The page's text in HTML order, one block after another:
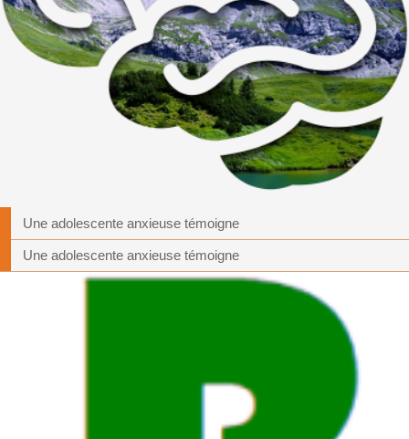
Une adolescente anxieuse témoigne
Une adolescente anxieuse témoigne